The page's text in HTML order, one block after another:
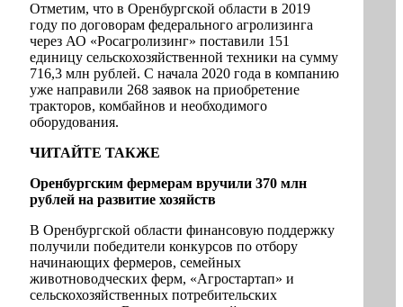
Отметим, что в Оренбургской области в 2019
году по договорам федерального агролизинга
через АО «Росагролизинг» поставили 151
единицу сельскохозяйственной техники на сумму
716,3 млн рублей. С начала 2020 года в компанию
уже направили 268 заявок на приобретение
тракторов, комбайнов и необходимого
оборудования.
ЧИТАЙТЕ ТАКЖЕ
Оренбургским фермерам вручили 370 млн
рублей на развитие хозяйств
В Оренбургской области финансовую поддержку
получили победители конкурсов по отбору
начинающих фермеров, семейных
животноводческих ферм, «Агростартап» и
сельскохозяйственных потребительских